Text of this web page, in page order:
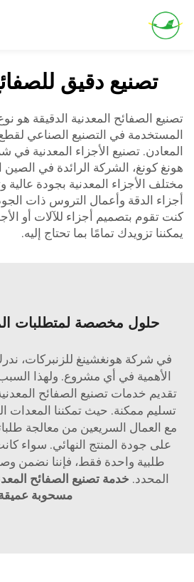
تصنيع دقيق
تصنيع الصفائح المعدنية الدقيقة هو
المستخدمة في التصنيع الصناعي
المعادن. تصنيع الأجزاء المعدنية في
هونغ كونغ، الشركة الرائدة في
مختلف الأجزاء المعدنية بجودة
أجزاء الدقة وأعمال التروس ذات
كنت تقوم بتصميم أجزاء للآلات أو
يمكننا تزويدك تمامًا بما تحتاج إليه.
حلول مخصصة لمتطلبات
في شركة هونغشينغ للزنبركات،
الأهمية في أي مشروع. ولهذا
تقديم خدمات تصنيع الصفائح
تسليم ممكنة. حيث تمكننا المعدات
مع العمال السريعين من معالجة
على جودة المنتج النهائي. سواء
طلبية واحدة فقط، فإننا نضمن
المحدد. خدمة تصنيع الصفائح
مسحوبة